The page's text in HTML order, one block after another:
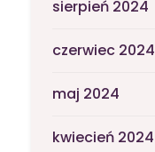
sierpień 2024
czerwiec 2024
maj 2024
kwiecień 2024